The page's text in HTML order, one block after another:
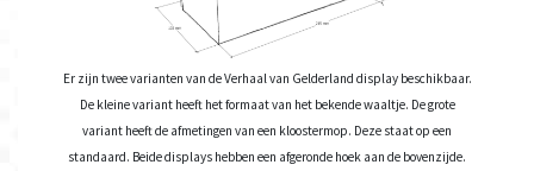
Er zijn twee varianten van de Verhaal van Gelderland display beschikbaar.
De kleine variant heeft het formaat van het bekende waaltje. De grote
variant heeft de afmetingen van een kloostermop. Deze staat op een
standaard. Beide displays hebben een afgeronde hoek aan de bovenzijde.